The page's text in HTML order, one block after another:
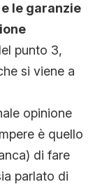
le garanzie
punto 3,
si viene a
opinione
è quello
di fare
parlato di